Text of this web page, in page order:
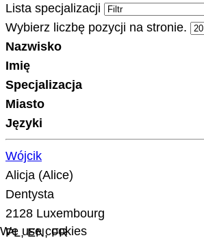
Lista specjalizacji
Wybierz liczbę pozycji na stronie.
Nazwisko
Imię
Specjalizacja
Miasto
Języki
Wójcik
Alicja (Alice)
Dentysta
2128 Luxembourg
PL, EN, FR
We use cookies